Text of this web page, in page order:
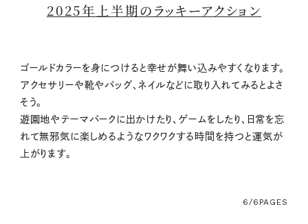
2025年上半期のラッキーアクション
ゴールドカラーを身につけると幸せが舞い込みやすくなります。
アクセサリーや靴やバッグ、ネイルなどに取り入れてみるとよさ
そう。
遊園地やテーマパークに出かけたり、ゲームをしたり、日常を忘
れて無邪気に楽しめるようなワクワクする時間を持つと運気が
上がります。
6/6 PAGES